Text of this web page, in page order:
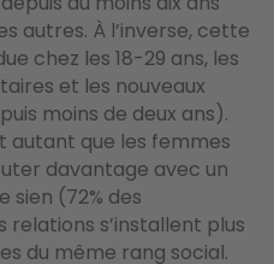
autres. À l’inverse, cette
chez les 18-29 ans, les
et les nouveaux
moins de deux ans).
autant que les femmes
davantage avec un
sien (72% des
relations s’installent plus
du même rang social.